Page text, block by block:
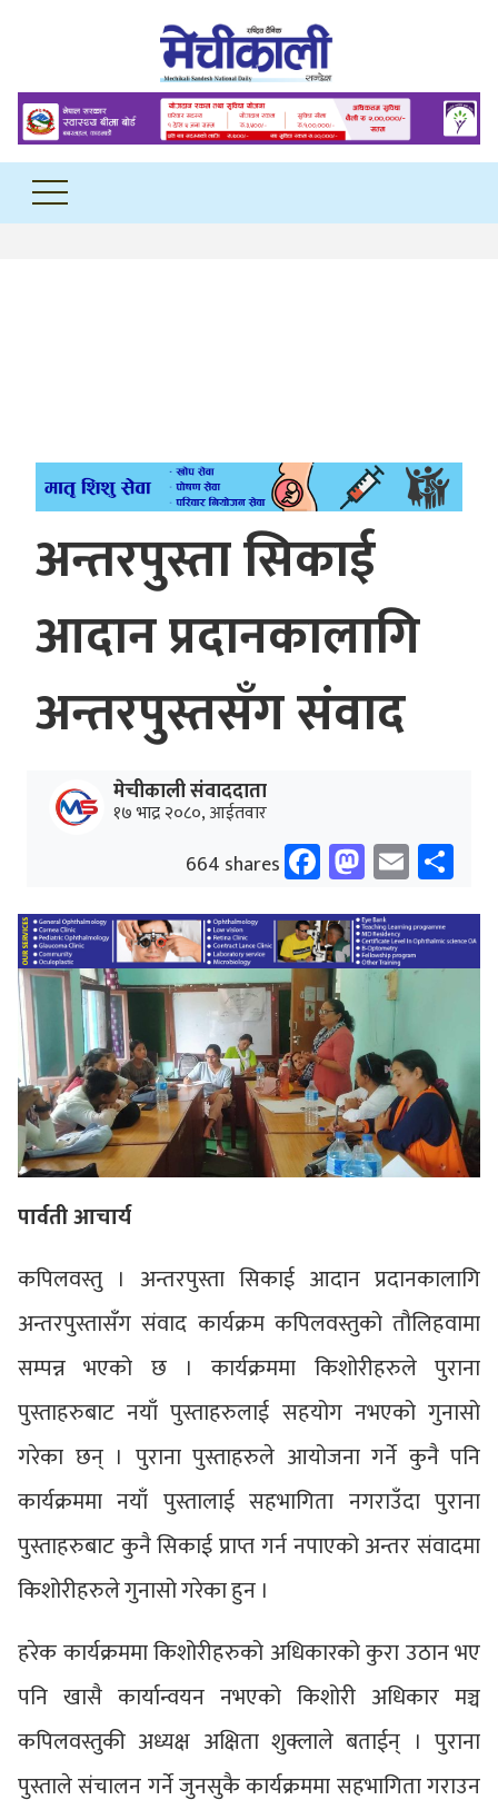
अन्तरपुस्ता सिकाई
आदान प्रदानकालागि
अन्तरपुस्तसँग संवाद
मेचीकाली संवाददाता
१७ भाद्र २०८०, आईतवार
664 shares Facebook
Email
पार्वती आचार्य
कपिलवस्तु । अन्तरपुस्ता सिकाई आदान प्रदानकालागि
अन्तरपुस्तासँग संवाद कार्यक्रम कपिलवस्तुको तौलिहवामा
सम्पन्न भएको छ । कार्यक्रममा किशोरीहरुले पुराना
पुस्ताहरुबाट नयाँ पुस्ताहरुलाई सहयोग नभएको गुनासो
गरेका छन् । पुराना पुस्ताहरुले आयोजना गर्ने कुनै पनि
कार्यक्रममा नयाँ पुस्तालाई सहभागिता नगराउँदा पुराना
पुस्ताहरुबाट कुनै सिकाई प्राप्त गर्न नपाएको अन्तर संवादमा
किशोरीहरुले गुनासो गरेका हुन ।
हरेक कार्यक्रममा किशोरीहरुको अधिकारको कुरा उठान भए
पनि खासै कार्यान्वयन नभएको किशोरी अधिकार मञ्च
कपिलवस्तुकी अध्यक्ष अक्षिता शुक्लाले बताईन् । पुराना
पुस्ताले संचालन गर्ने जुनसुकै कार्यक्रममा सहभागिता गराउन